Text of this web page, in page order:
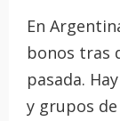
En
bonos tras
pasada.
y grupos